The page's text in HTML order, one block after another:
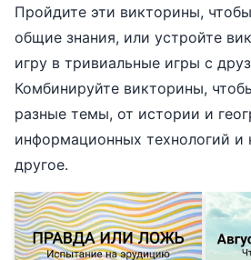
Пройдите эти викторины,
общие знания, или устройте
игру в тривиальные игры с
Комбинируйте викторины,
разные темы, от истории и
информационных технологий и
другое.